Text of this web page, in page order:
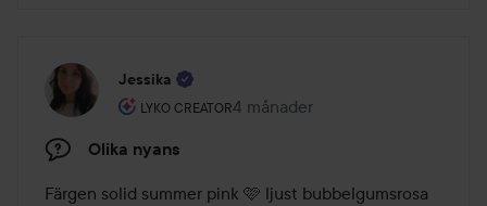
Jessika
LYKO CREATOR
Användarens roll: Lyko Creator.
4 månader
Inlägget skapades 4 månader
Olika nyans
Färgen solid summer pink 🩷 ljust bubbelgumsrosa